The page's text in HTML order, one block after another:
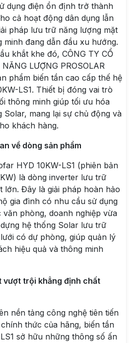
dụng điện ổn định trở thành
cả hoạt động dân dụng lẫn
pháp lưu trữ năng lượng mặt
đang dẫn đầu xu hướng.
khắt khe đó, CÔNG TY CỔ
LƯỢNG PROSOLAR
phẩm biến tần cao cấp thế hệ
LS1. Thiết bị đóng vai trò
thông minh giúp tối ưu hóa
Solar, mang lại sự chủ động và
khách hàng.
về dòng sản phẩm
HYD 10KW-LS1 (phiên bản
là dòng inverter lưu trữ
lớn. Đây là giải pháp hoàn hảo
gia đình có nhu cầu sử dụng
văn phòng, doanh nghiệp vừa
hệ thống Solar lưu trữ
có dự phòng, giúp quản lý
hiệu quả và thông minh
vượt trội khẳng định chất
nền tảng công nghệ tiên tiến
thức của hãng, biến tần
sở hữu những thông số ấn